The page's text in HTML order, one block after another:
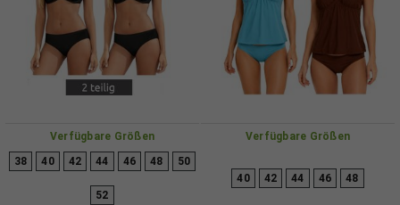
Verfügbare Größen
38 40 42 44 46 48 50
52
Verfügbare Größen
40 42 44 46 48